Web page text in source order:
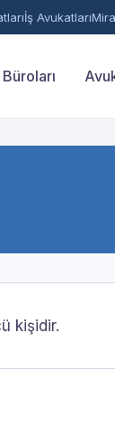
İş Avukatları
kişidir.